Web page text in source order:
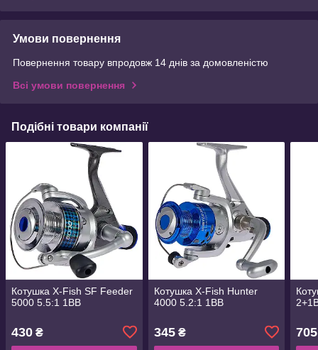
Умови повернення
Повернення товару впродовж 14 днів за домовленістю
Всі умови повернення
Подібні товари компанії
Котушка X-Fish SF Feeder
5000 5.5:1 1BB
430 ₴
Котушка X-Fish Hunter
4000 5.2:1 1BB
345₴ 705